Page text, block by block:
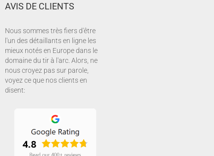
AVIS DE CLIENTS
Nous sommes très fiers d'être
l'un des détaillants en ligne les
mieux notés en Europe dans le
domaine du tir à l'arc. Alors, ne
nous croyez pas sur parole,
voyez ce que nos clients en
disent: